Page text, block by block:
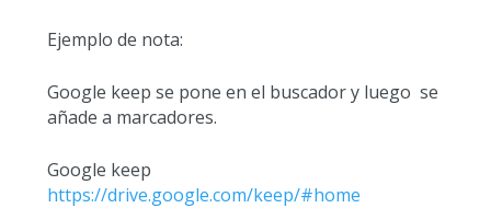
Ejemplo de nota:
Google keep se pone en el buscador y luego se
añade a marcadores.
Google keep
https://drive.google.com/keep/#home